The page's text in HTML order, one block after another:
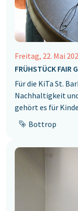
Freitag, 22. Mai
FRÜHSTÜCK FAIR
Für die KiTa St.
‎Nachhaltigkeit
gehört es für
Bottrop